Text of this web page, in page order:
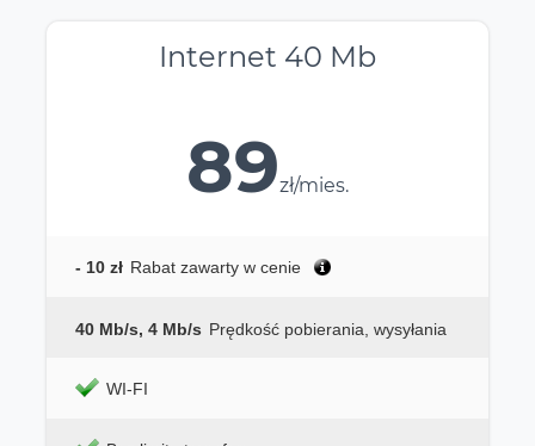
Internet 40 Mb
89zł/mies.
- 10 zł Rabat zawarty w cenie
40 Mb/s, 4 Mb/s Prędkość pobierania, wysyłania
WI-FI